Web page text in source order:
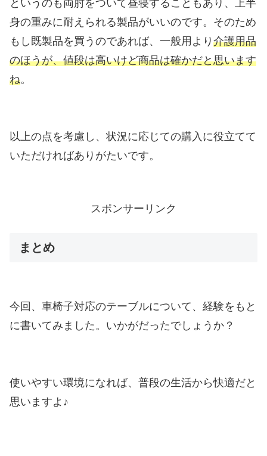
というのも両肘をついて昼寝することもあり、上半
身の重みに耐えられる製品がいいのです。そのため
もし既製品を買うのであれば、一般用より 介護用品
のほうが、値段は高いけど商品は確かだと思います
ね。
以上の点を考慮し、状況に応じての購入に役立てて
いただければありがたいです。
スポンサーリンク
まとめ
今回、車椅子対応のテーブルについて、経験をもと
に書いてみました。いかがだったでしょうか？
使いやすい環境になれば、普段の生活から快適だと
思いますよ♪